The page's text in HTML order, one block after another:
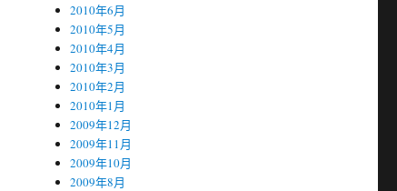
2010年6月
2010年5月
2010年4月
2010年3月
2010年2月
2010年1月
2009年12月
2009年11月
2009年10月
2009年8月